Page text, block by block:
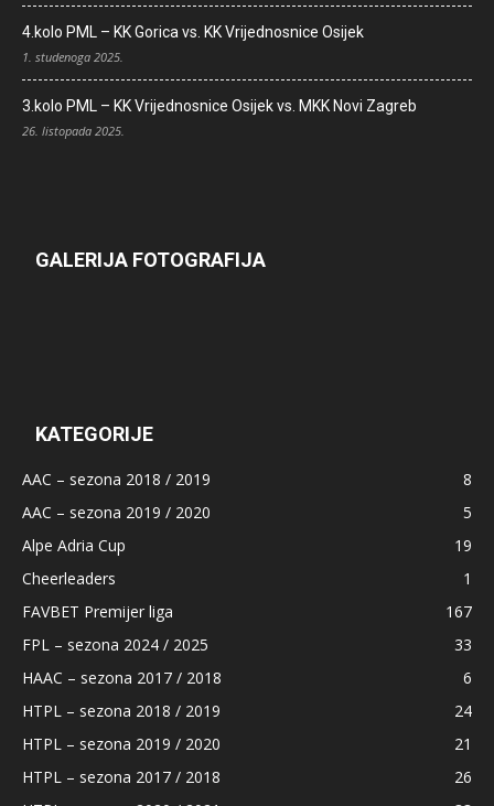
4.kolo PML – KK Gorica vs. KK Vrijednosnice Osijek
1. studenoga 2025.
3.kolo PML – KK Vrijednosnice Osijek vs. MKK Novi Zagreb
26. listopada 2025.
GALERIJA FOTOGRAFIJA
KATEGORIJE
AAC – sezona 2018 / 2019
8
AAC – sezona 2019 / 2020
5
Alpe Adria Cup
19
Cheerleaders
1
FAVBET Premijer liga
167
FPL – sezona 2024 / 2025
33
HAAC – sezona 2017 / 2018
6
HTPL – sezona 2018 / 2019
24
HTPL – sezona 2019 / 2020
21
HTPL – sezona 2017 / 2018
26